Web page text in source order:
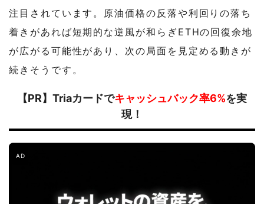
注目されています。原油価格の反落や利回りの落ち
着きがあれば短期的な逆風が和らぎETHの回復余地
が広がる可能性があり、次の局面を見定める動きが
続きそうです。
【PR】Triaカードでキャッシュバック率6%を実
現！
AD